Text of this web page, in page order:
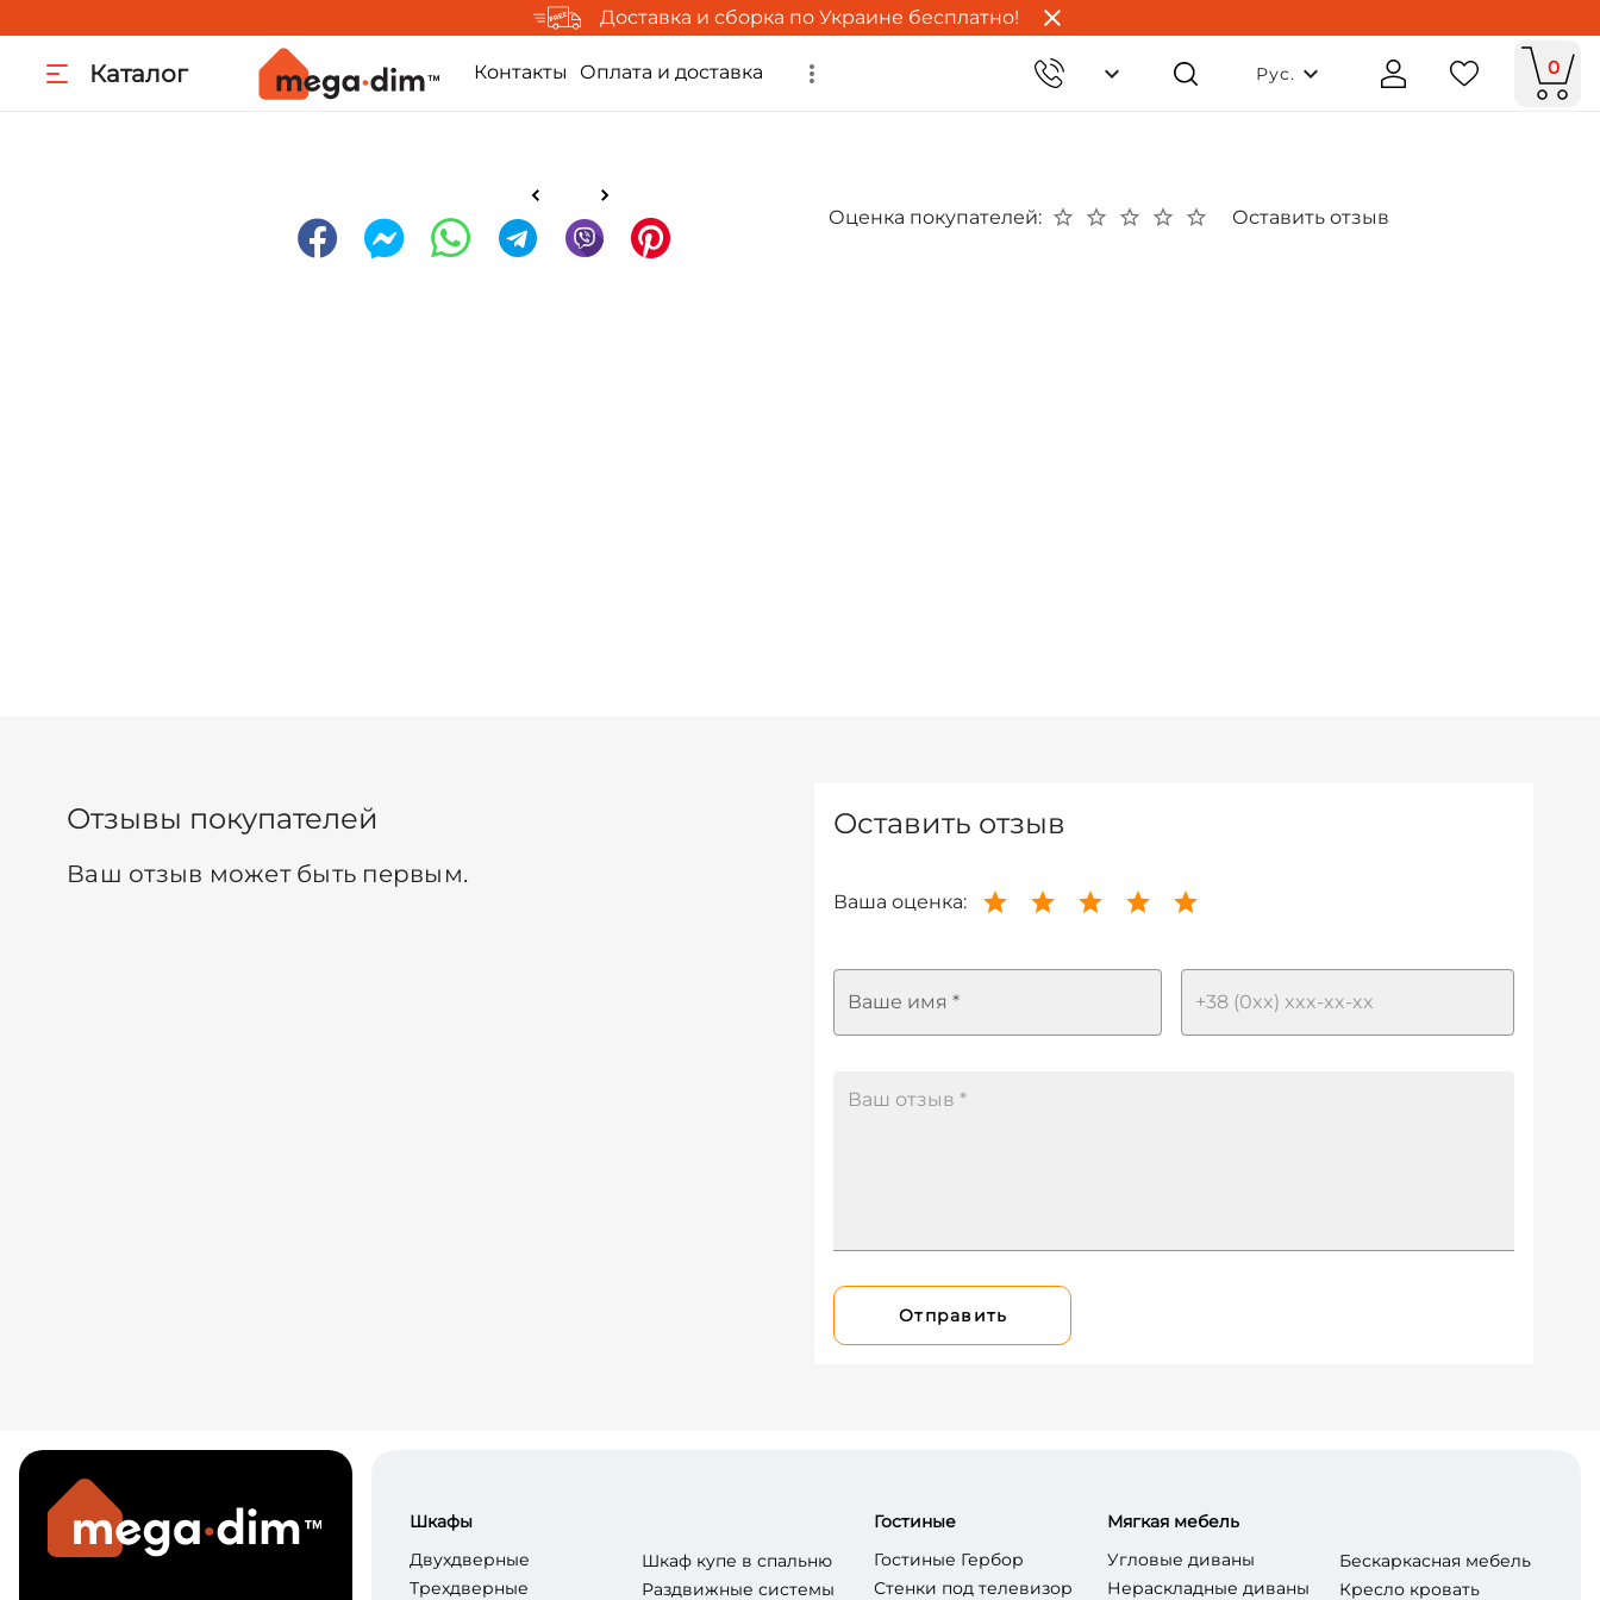
Доставка и сборка по Украине бесплатно!
Каталог Контакты Оплата и доставка Рус. 0
Оценка покупателей: Оставить отзыв
Отзывы покупателей
Ваш отзыв может быть первым.
Оставить отзыв
Ваша оценка:
Ваше имя *
Отправить
Шкафы
Двухдверные
Трехдверные
Шкаф купе в спальню
Раздвижные системы
Гостиные
Гостиные Гербор
Стенки под телевизор
Мягкая мебель
Угловые диваны
Нераскладные диваны
Бескаркасная мебель
Кресло кровать